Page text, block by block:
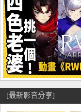
[最新影音分享]